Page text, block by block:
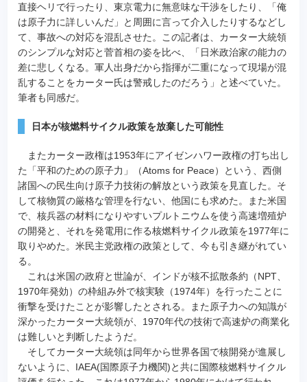
直接ヘリで行ったり、東京電力に無意味な干渉をしたり、「俺
は原子力に詳しいんだ」と周囲に言って介入したりするなどし
て、事故への対応を混乱させた。この記者は、カーター大統領
のシンプルな対応と菅首相の姿を比べ、「日米政治家の能力の
差に悲しくなる。軍人出身だから指揮が二重になって現場が混
乱することをカーター氏は警戒したのだろう」と述べていた。
筆者も同感だ。
日本が核燃料サイクル政策を放棄した可能性
またカーター政権は1953年にアイゼンハワー政権の打ち出し
た「平和のための原子力」（Atoms for Peace）という、西側
諸国への民生向け原子力技術の解放という政策を見直した。そ
して核物質の厳格な管理を行ない、他国にも求めた。また米国
で、核兵器の材料になりやすいプルトニウムを使う高速増殖炉
の開発と、それを発電用に作る核燃料サイクル政策を1977年に
取りやめた。米民主党政権の政策として、今も引き継がれてい
る。
これは米国の政府と世論が、インドが核不拡散条約（NPT、
1970年発効）の枠組み外で核実験（1974年）を行ったことに
衝撃を受けたことが影響したとされる。また原子力への知識が
深かったカーター大統領が、1970年代の技術で高速炉の商業化
は難しいと判断したようだ。
そしてカーター大統領は同年から世界各国で核開発が進展し
ないように、IAEA(国際原子力機関)と共に国際核燃料サイクル